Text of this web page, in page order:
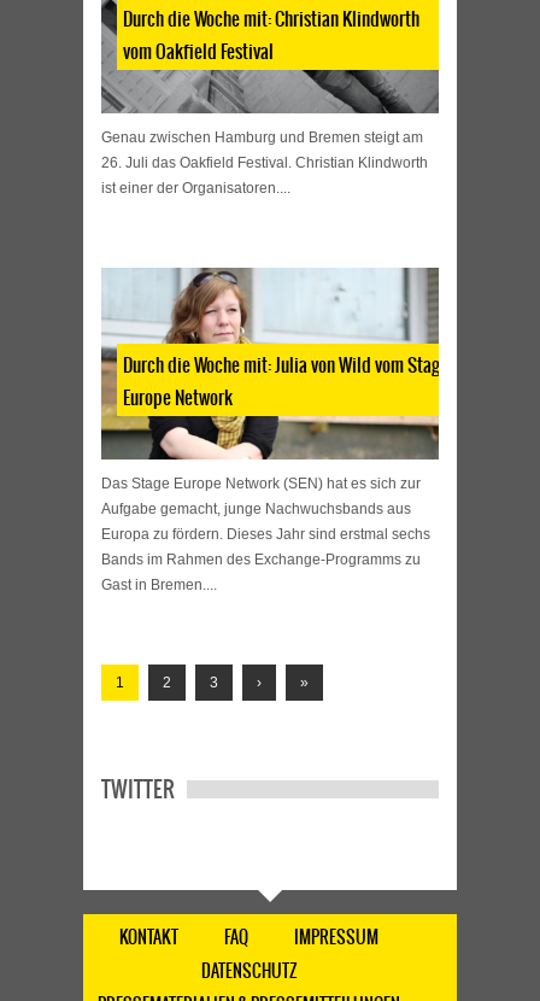
Durch die Woche mit: Christian Klindworth
vom Oakfield Festival
Genau zwischen Hamburg und Bremen steigt am
26. Juli das Oakfield Festival. Christian Klindworth
ist einer der Organisatoren....
Durch die Woche mit: Julia von Wild vom Stage
Europe Network
Das Stage Europe Network (SEN) hat es sich zur
Aufgabe gemacht, junge Nachwuchsbands aus
Europa zu fördern. Dieses Jahr sind erstmal sechs
Bands im Rahmen des Exchange-Programms zu
Gast in Bremen....
1 2 3 › »
TWITTER
KONTAKT FAQ
IMPRESSUM
DATENSCHUTZ